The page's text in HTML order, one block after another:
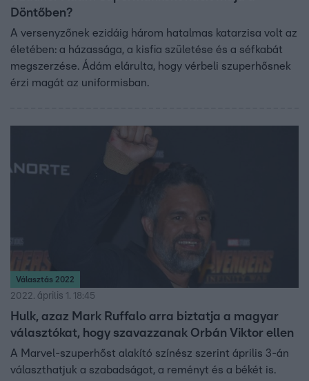
Döntőben?
A versenyzőnek ezidáig három hatalmas katarzisa volt az
életében: a házassága, a kisfia születése és a séfkabát
megszerzése. Ádám elárulta, hogy vérbeli szuperhősnek
érzi magát az uniformisban.
Választás 2022
2022. április 1. 18:45
Hulk, azaz Mark Ruffalo arra biztatja a magyar
választókat, hogy szavazzanak Orbán Viktor ellen
A Marvel-szuperhőst alakító színész szerint április 3-án
választhatjuk a szabadságot, a reményt és a békét is.